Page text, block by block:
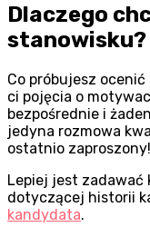
Dlaczego
stanowisku?
Co próbujesz
ci pojęcia o
bezpośrednie i
jedyna rozmowa
ostatnio zaproszony!
Lepiej jest
dotyczącej historii
kandydata.